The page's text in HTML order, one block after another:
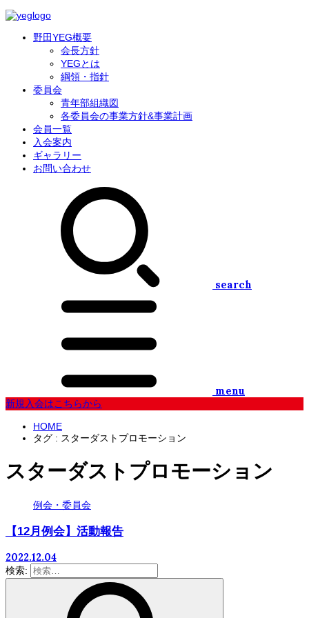
野田YEG概要
会長方針
YEGとは
綱領・指針
委員会
青年部組織図
各委員会の事業方針&事業計画
会員一覧
入会案内
ギャラリー
お問い合わせ
search
menu
新規入会はこちらから
HOME
タグ : スターダストプロモーション
スターダストプロモーション
例会・委員会
【12月例会】活動報告
2022.12.04
検索: